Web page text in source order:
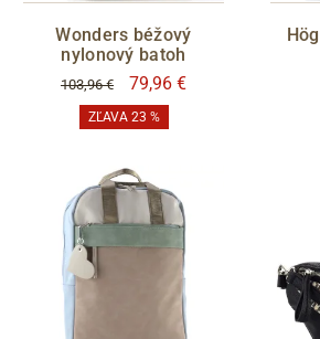
Wonders béžový
nylonový batoh
103,96 € 79,96 €
ZĽAVA 23 %